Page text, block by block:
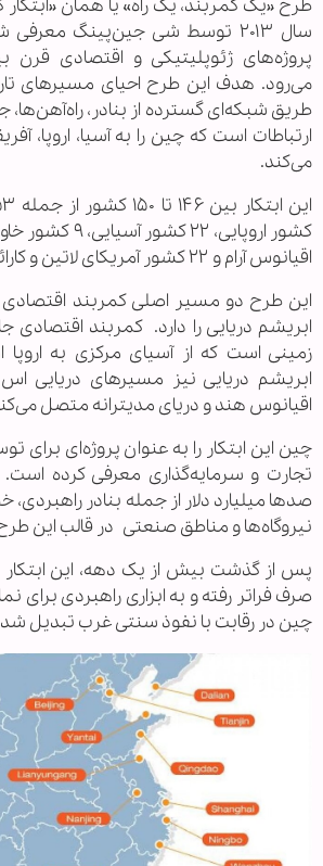
طرح «یک کمربند، یک راه» یا همان «ابتکار
سال ۲۰۱۳ توسط شی جین‌پینگ
پروژه‌های ژئوپلیتیکی و اقتصادی
می‌رود. هدف این طرح احیای مسیرهای
طریق شبکه‌ای گسترده از بنادر، راه‌آهن‌ها،
ارتباطات است که چین را به آسیا، اروپا،
می‌کند.
اقیانوس آرام و ۲۲ کشور آمریکای لاتین و کارائیب را در بر می‌گیرد.
این طرح دو مسیر اصلی کمربند اقتصادی
ابریشم دریایی را دارد. کمربند اقتصادی
زمینی است که از آسیای مرکزی به اروپا
ابریشم دریایی نیز مسیرهای دریایی
اقیانوس هند و دریای مدیترانه متصل
چین این ابتکار را به عنوان پروژه‌ای برای
تجارت و سرمایه‌گذاری معرفی کرده است.
صدها میلیارد دلار از جمله بنادر راهبردی،
نیروگاه‌ها و مناطق صنعتی در قالب این
پس از گذشت بیش از یک دهه، این ابتکار
صرف فراتر رفته و به ابزاری راهبردی برای
چین در رقابت با نفوذ سنتی غرب تبدیل